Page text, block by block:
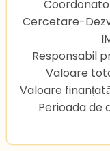
Cercetare-
Responsabil
Valoare
Valoare finanțată
Perioada de